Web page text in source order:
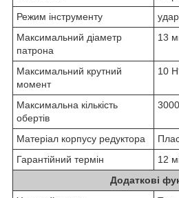
Режим інструменту
Максимальний діаметр
патрона
13
Максимальний крутний
момент
10
Максимальна кількість
обертів
Матеріал корпусу редуктора
Гарантійний термін
12
Додаткові